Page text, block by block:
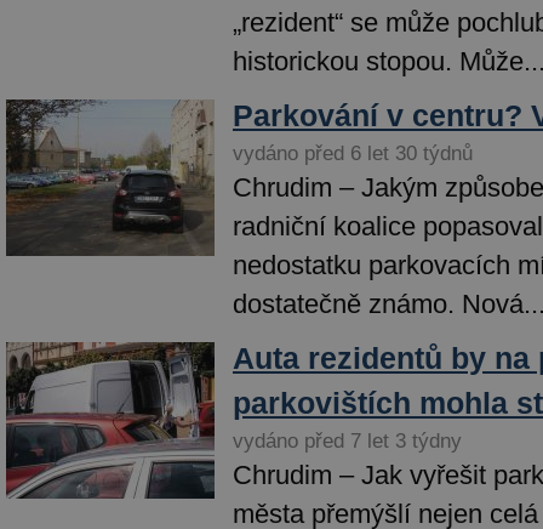
„rezident“ se může
historickou stopou.
Parkování v centru?
vydáno před 6 let 30 týdnů
Chrudim – Jakým
radniční koalice
nedostatku parkovacích
dostatečně známo.
Auta rezidentů by na
parkovištích mohla
vydáno před 7 let 3 týdny
Chrudim – Jak vyřešit
města přemýšlí nejen